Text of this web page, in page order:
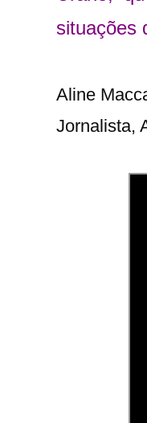
situações
Aline
Jornalista,